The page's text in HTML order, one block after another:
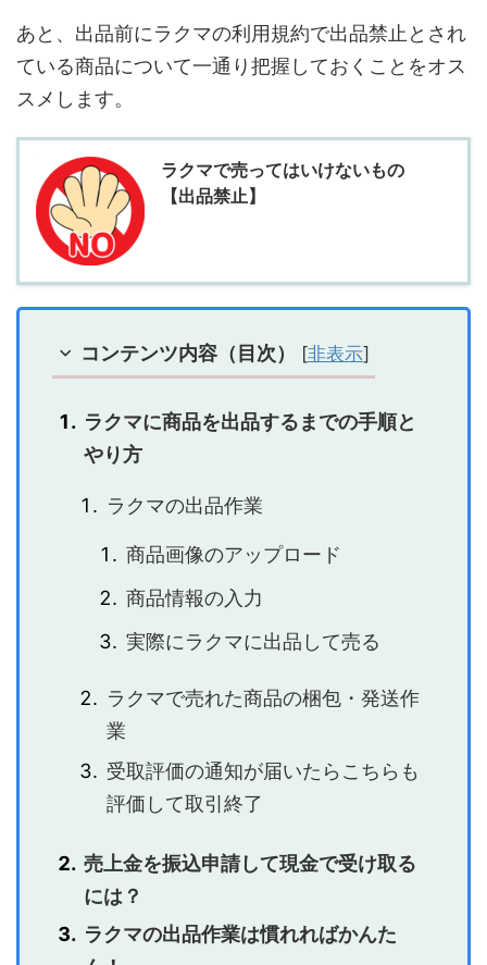
あと、出品前にラクマの利用規約で出品禁止とされ
ている商品について一通り把握しておくことをオス
スメします。
ラクマで売ってはいけないもの
【出品禁止】
コンテンツ内容（目次） [非表示]
ラクマに商品を出品するまでの手順と
やり方
ラクマの出品作業
商品画像のアップロード
商品情報の入力
実際にラクマに出品して売る
ラクマで売れた商品の梱包・発送作
業
受取評価の通知が届いたらこちらも
評価して取引終了
売上金を振込申請して現金で受け取る
には？
ラクマの出品作業は慣れればかんた